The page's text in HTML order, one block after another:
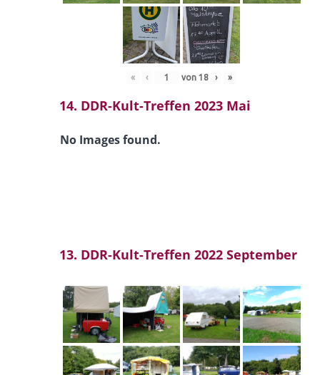
« ‹ von 18 › »
14. DDR-Kult-Treffen 2023 Mai
No Images found.
13. DDR-Kult-Treffen 2022 September